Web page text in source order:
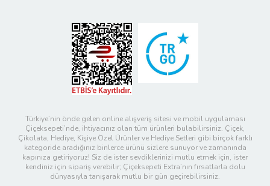
Türkiye’nin önde gelen online alışveriş sitesi ve mobil uygulaması
Çiçeksepeti’nde, ihtiyacınız olan tüm ürünleri bulabilirsiniz. Çiçek,
Çikolata, Hediye, Kişiye Özel Ürünler ve Hediye Setleri gibi birçok farklı
kategoride aradığınız binlerce ürünü sizlere sunuyor ve zamanında
kapınıza getiriyoruz! Siz de ister sevdiklerinizi mutlu etmek için, ister
kendiniz için sipariş verebilir; Çiçeksepeti Extra’nın fırsatlarla dolu
dünyasıyla tanışarak mutlu bir gün geçirebilirsiniz.